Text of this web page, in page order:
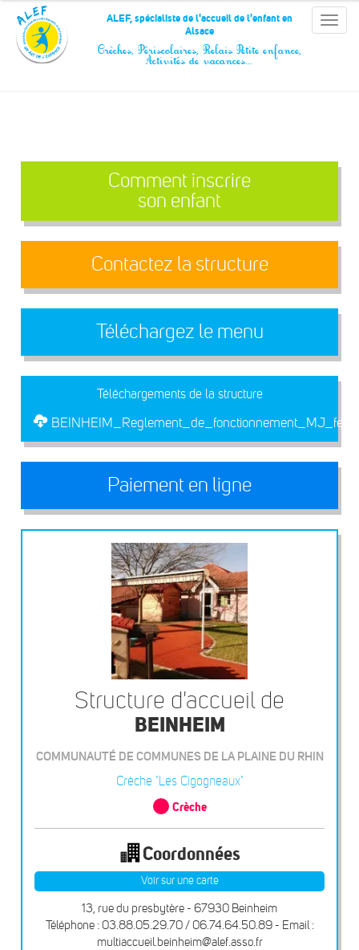
Panneau de gestion des cookies
Toggle
ALEF, spécialiste de l'accueil de l'enfant en
Alsace
Crèches, Périscolaires, Relais Petite enfance,
Activités de vacances…
Comment inscrire
son enfant
Contactez la structure
Téléchargez le menu
Téléchargements de la structure
Paiement en ligne
Structure d'accueil de
BEINHEIM
COMMUNAUTÉ DE COMMUNES DE LA PLAINE DU RHIN
Crèche "Les Cigogneaux"
Crèche
Coordonnées
Voir sur une carte
13, rue du presbytère - 67930 Beinheim
Téléphone : 03.88.05.29.70 / 06.74.64.50.89 - Email :
multiaccueil.beinheim@alef.asso.fr